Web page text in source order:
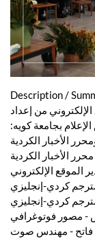
Description /
من إعداد
بجامعة كويه:
الأخبار الكردية
الأخبار الكردية
الموقع الإلكتروني
كردي-إنجليزي
كردي-إنجليزي
- مصور فوتوغرافي
فاتح - مهندس صوت